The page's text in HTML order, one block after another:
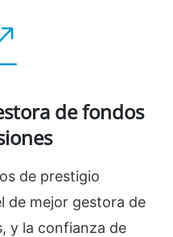
de fondos
de prestigio
de mejor gestora de
y la confianza de